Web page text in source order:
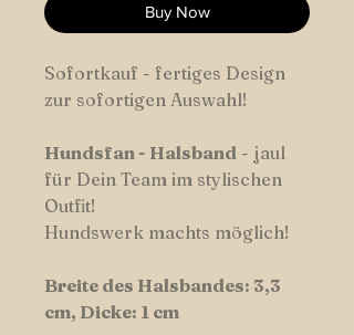
Buy Now
Sofortkauf - fertiges Design
zur sofortigen Auswahl!
Hundsfan - Halsband - jaul
für Dein Team im stylischen
Outfit!
Hundswerk machts möglich!
Breite des Halsbandes: 3,3
cm, Dicke: 1 cm